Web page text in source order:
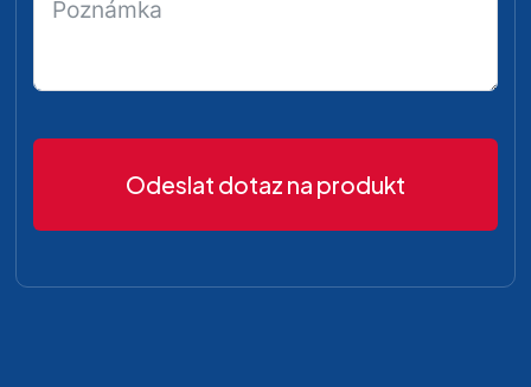
Odeslat dotaz na produkt